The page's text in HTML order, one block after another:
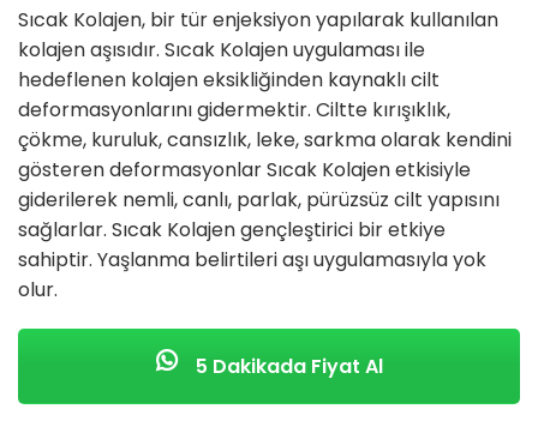
Sıcak Kolajen, bir tür enjeksiyon yapılarak kullanılan
kolajen aşısıdır. Sıcak Kolajen uygulaması ile
hedeflenen kolajen eksikliğinden kaynaklı cilt
deformasyonlarını gidermektir. Ciltte kırışıklık,
çökme, kuruluk, cansızlık, leke, sarkma olarak kendini
gösteren deformasyonlar Sıcak Kolajen etkisiyle
giderilerek nemli, canlı, parlak, pürüzsüz cilt yapısını
sağlarlar. Sıcak Kolajen gençleştirici bir etkiye
sahiptir. Yaşlanma belirtileri aşı uygulamasıyla yok
olur.
5 Dakikada Fiyat Al